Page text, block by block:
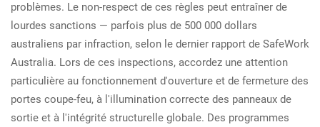
problèmes. Le non-respect de ces règles peut entraîner de
lourdes sanctions — parfois plus de 500 000 dollars
australiens par infraction, selon le dernier rapport de SafeWork
Australia. Lors de ces inspections, accordez une attention
particulière au fonctionnement d'ouverture et de fermeture des
portes coupe-feu, à l'illumination correcte des panneaux de
sortie et à l'intégrité structurelle globale. Des programmes